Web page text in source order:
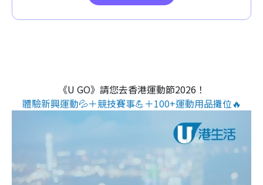
《U GO》請您去香港運動節2026！
體驗新興運動💦＋競技賽事💪＋100+運動用品攤位🔥